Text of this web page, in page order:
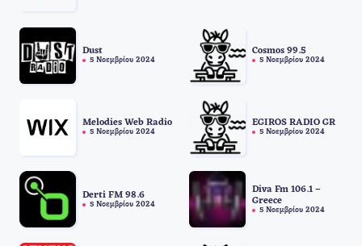
Dust
5 Νοεμβρίου 2024
Cosmos 99.5
5 Νοεμβρίου 2024
Melodies Web Radio
5 Νοεμβρίου 2024
EGIROS RADIO GR
5 Νοεμβρίου 2024
Derti FM 98.6
5 Νοεμβρίου 2024
Diva Fm 106.1 –
Greece
5 Νοεμβρίου 2024